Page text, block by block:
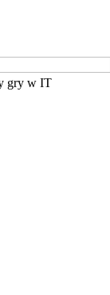
gry w IT